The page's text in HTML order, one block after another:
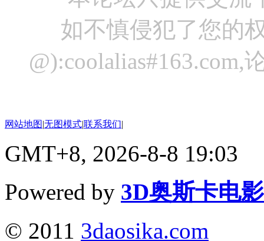
如不慎侵犯了您的
网站地图|无图模式|联系我们|
GMT+8, 2026-8-8 19:03
Powered by 3D奥斯卡电
© 2011 3daosika.com